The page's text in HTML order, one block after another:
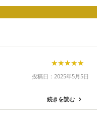
★★★★★
★★★★★
投稿日：2025年5月5日
続きを読む